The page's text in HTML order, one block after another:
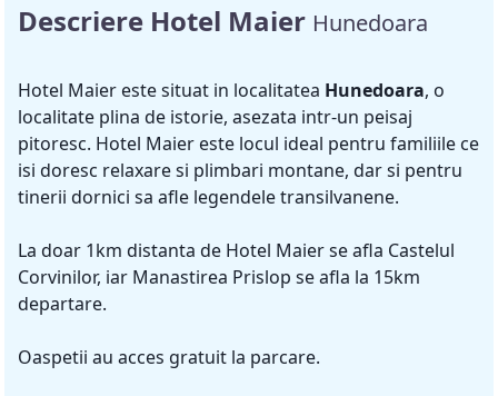
Descriere Hotel Maier Hunedoara
Hotel Maier este situat in localitatea Hunedoara, o
localitate plina de istorie, asezata intr-un peisaj
pitoresc. Hotel Maier este locul ideal pentru familiile ce
isi doresc relaxare si plimbari montane, dar si pentru
tinerii dornici sa afle legendele transilvanene.
La doar 1km distanta de Hotel Maier se afla Castelul
Corvinilor, iar Manastirea Prislop se afla la 15km
departare.
Oaspetii au acces gratuit la parcare.